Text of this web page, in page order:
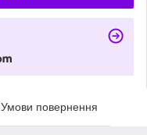
Умови повернення